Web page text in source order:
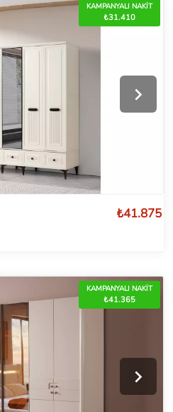
KAMPANYALI NAKİT
₺31.410
₺41.875
KAMPANYALI NAKİT
₺41.365